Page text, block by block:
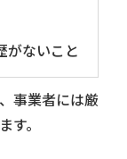
がないこと
事業者には厳
。